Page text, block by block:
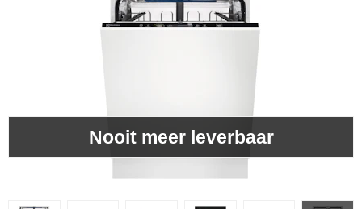
Nooit meer leverbaar